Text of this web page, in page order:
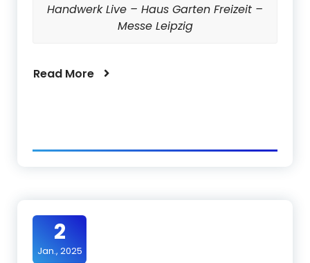
Handwerk Live – Haus Garten Freizeit –
Messe Leipzig
Read More
2
Jan., 2025